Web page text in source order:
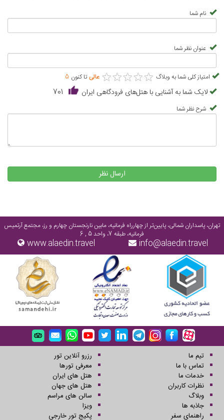
نام شما
عنوان نظر شما
امتیاز کلی شما به وبلاگ ★★★★★
★★★★★ عالی تا کنون 5
لایک شما به آشنایی با هتل‌های فرودگاهی ایران 701
شرح نظر شما
ارسال نظر
تهران، پاسداران شمالی، پایین‌تر از چهارراه فرمانیه، مابین نارنجستان چهارم و رز، مجتمع آرتمیس
فرمانیه، طبقه 7، واحد 5 , 6
info@alaedin.travel
www.alaedin.travel
تیم ما
تماس با ما
خدمات ما
نظرات کاربران
وبلاگ
جاذبه ها
راهنمای سفر
رزرو آنلاین تور
معرفی تورها
هتل های ایران
هتل های جهان
سالن های مراسم
ویزا
پکیج تور خارجی